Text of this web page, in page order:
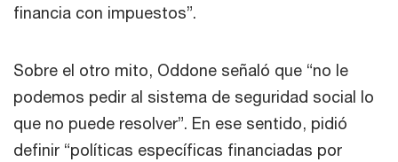
financia con impuestos”.
Sobre el otro mito, Oddone señaló que “no le
podemos pedir al sistema de seguridad social lo
que no puede resolver”. En ese sentido, pidió
definir “políticas específicas financiadas por